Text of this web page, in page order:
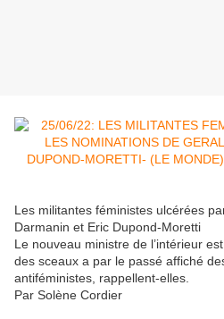
Les militantes féministes ulcérées
Darmanin et Eric Dupond-Moretti
Le nouveau ministre de l’intérieur
des sceaux a par le passé affiché
antiféministes, rappellent-elles.
Par Solène Cordier